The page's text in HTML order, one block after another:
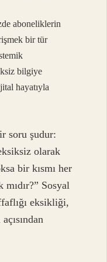
aboneliklerin
bir tür
bilgiye
hayatıyla
soru şudur:
olarak
bir kısmı her
Sosyal
eksikliği,